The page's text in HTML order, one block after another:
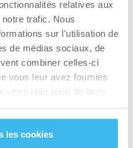
relatives aux
trafic. Nous
sur l'utilisation de
de médias sociaux, de
combiner celles-ci
vous leur avez fournies
votre utilisation de leurs
les cookies
(à base de ½
surgelée + 1 tasse
yogourt grec nature
+ 25 grs de noix + 1